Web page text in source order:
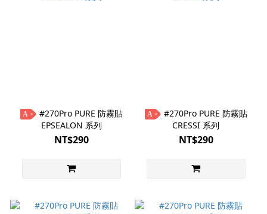
A
EPSEALON 系列
NT$290
A
CRESSI 系列
NT$290